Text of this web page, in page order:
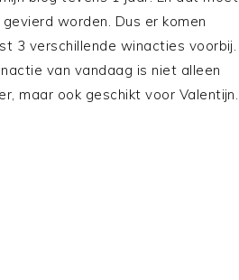
gevierd worden. Dus er komen
3 verschillende winacties voorbij.
van vandaag is niet alleen
maar ook geschikt voor Valentijn.